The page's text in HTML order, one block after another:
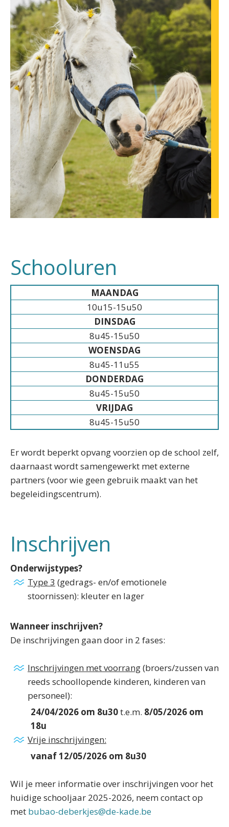
Schooluren
MAANDAG
10u15-15u50
DINSDAG
8u45-15u50
WOENSDAG
8u45-11u55
DONDERDAG
8u45-15u50
VRIJDAG
8u45-15u50
Er wordt beperkt opvang voorzien op de school zelf,
daarnaast wordt samengewerkt met externe
partners (voor wie geen gebruik maakt van het
begeleidingscentrum).
Inschrijven
Onderwijstypes?
Type 3 (gedrags- en/of emotionele
stoornissen): kleuter en lager
Wanneer inschrijven?
De inschrijvingen gaan door in 2 fases:
Inschrijvingen met voorrang(broers/zussen van
reeds schoollopende kinderen, kinderen van
personeel):
24/04/2026 om 8u30t.e.m. 8/05/2026 om
18u
Vrije inschrijvingen:
vanaf 12/05/2026 om 8u30
Wil je meer informatie over inschrijvingen voor het
huidige schooljaar 2025-2026, neem contact op
met bubao-deberkjes@de-kade.be